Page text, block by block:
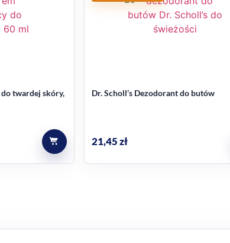
wymagających
do codziennej regeneracji pięt, Scholl Active
twardej skóry,
Dr. Scholl’s Dezodorant do butów
21,45zł